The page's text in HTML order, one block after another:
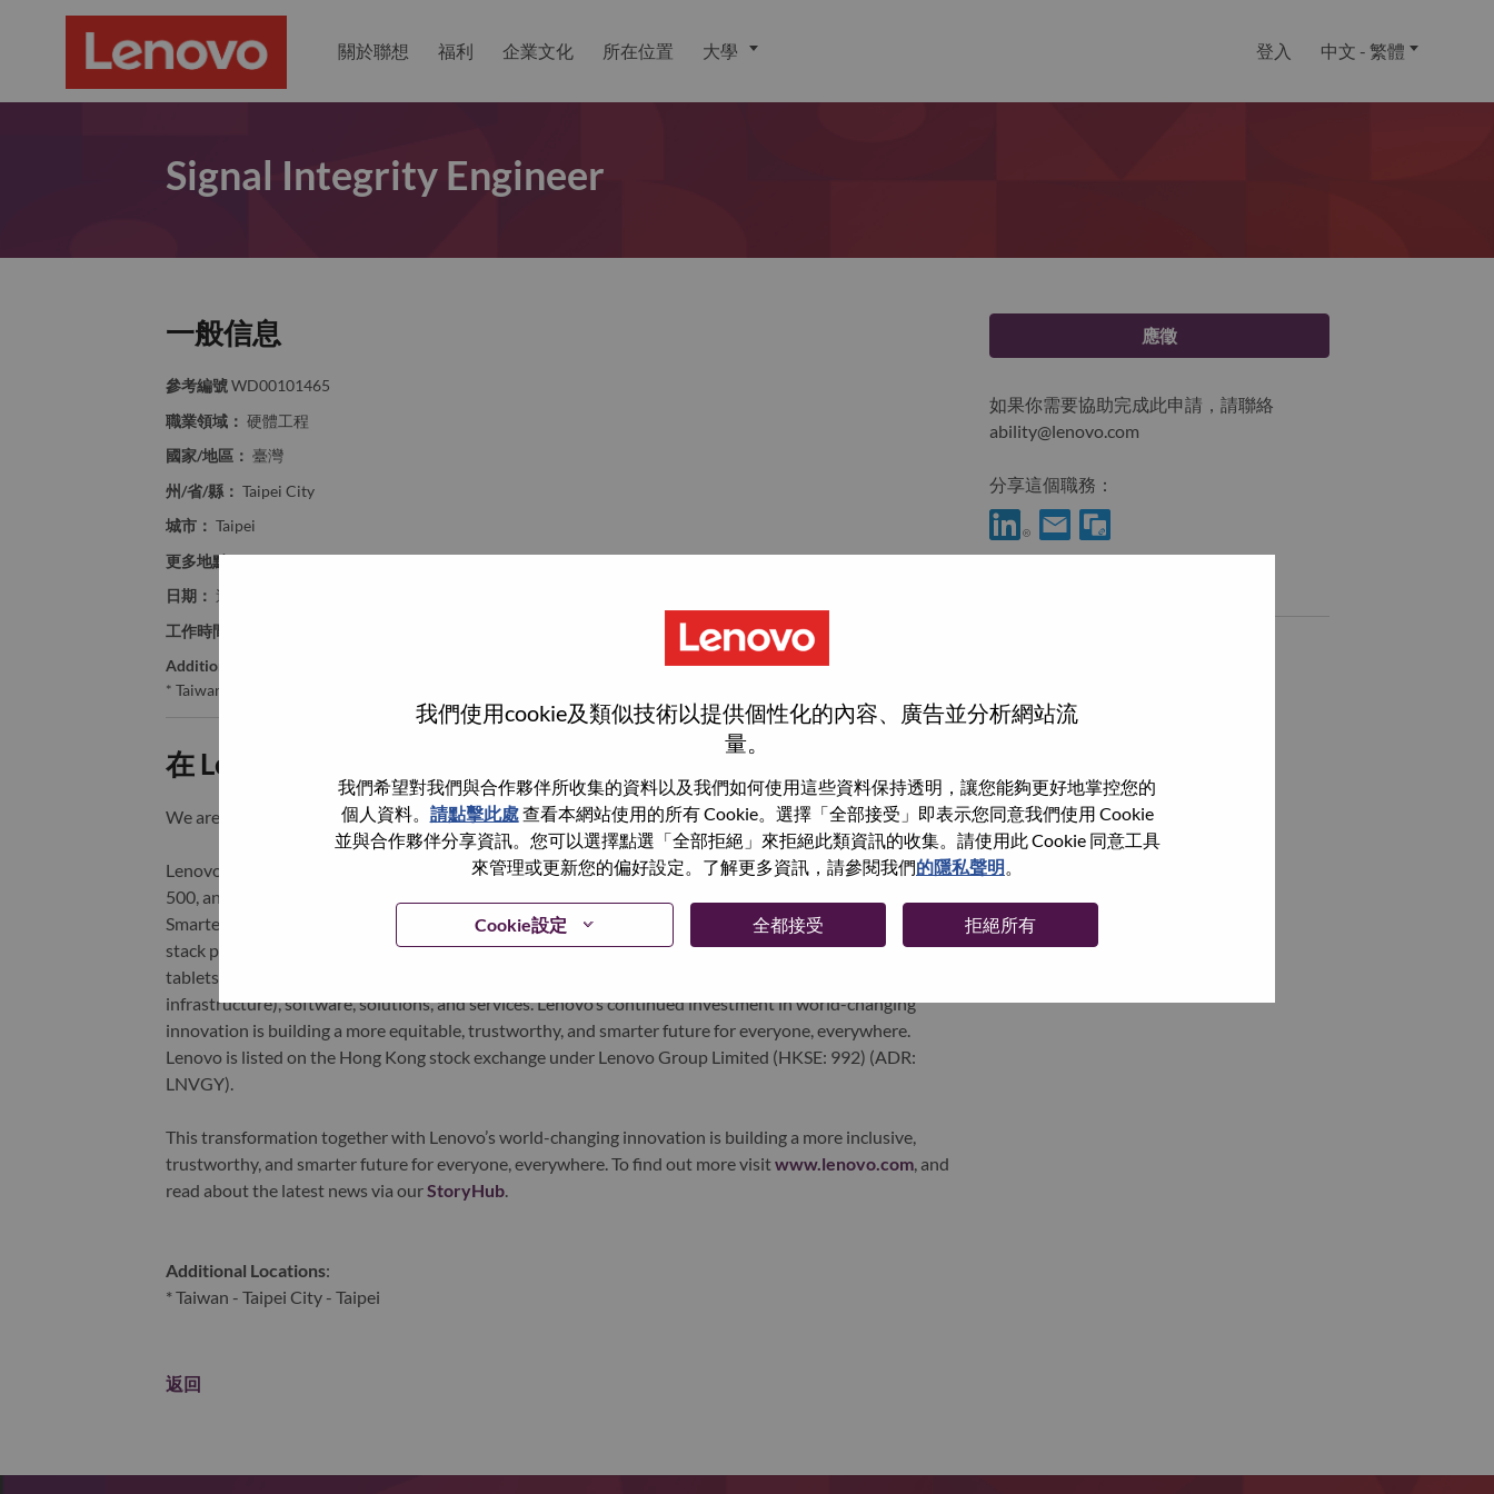
我們使用cookie及類似技術以提供個性化的內容、廣告並分析網站流
量。
我們希望對我們與合作夥伴所收集的資料以及我們如何使用這些資料保持透明，讓您能夠更好地掌控您的
個人資料。 請點擊此處查看本網站使用的所有 Cookie。選擇「全部接受」即表示您同意我們使用 Cookie
並與合作夥伴分享資訊。您可以選擇點選「全部拒絕」來拒絕此類資訊的收集。請使用此 Cookie 同意工具
來管理或更新您的偏好設定。了解更多資訊，請參閱我們的隱私聲明。
Cookie設定 全都接受 拒絕所有
關於聯想 福利 企業文化 所在位置 大學 登入 中文 - 繁體
Signal Integrity Engineer
一般信息
參考編號 WD00101465
職業領域： 硬體工程
國家/地區： 臺灣
州/省/縣： Taipei City
城市： Taipei
更多地點：Taiwan
日期： 週二, 六月 30, 2026
工作時間：
Additional Locations
* Taiwan - Taipei City - Taipei
在 Lenovo 工作的好處
We are Lenovo. We do what we say. We own what we do. We WOW our customers.
Lenovo is a US$83 billion revenue global technology powerhouse, ranked #153 in the Fortune Global
500, and serving millions of customers every day in 180 markets. Focused on a bold vision to deliver
Smarter Technology for All, Lenovo has built on its success as the world’s largest PC company with a full-
stack portfolio of AI-enabled, AI-ready, and AI-optimized devices (PCs, workstations, smartphones,
tablets), infrastructure (server, storage, edge, high performance computing and software defined
infrastructure), software, solutions, and services. Lenovo’s continued investment in world-changing
innovation is building a more equitable, trustworthy, and smarter future for everyone, everywhere.
Lenovo is listed on the Hong Kong stock exchange under Lenovo Group Limited (HKSE: 992) (ADR:
LNVGY).
This transformation together with Lenovo’s world-changing innovation is building a more inclusive,
trustworthy, and smarter future for everyone, everywhere. To find out more visitwww.lenovo.com, and
read about the latest news via our StoryHub.
Additional Locations:
* Taiwan - Taipei City - Taipei
返回
應徵
如果你需要協助完成此申請，請聯絡
ability@lenovo.com
分享這個職務：
使用 LinkedIn 分享 Signal Integrity Engineer
透過電子郵件分享 Signal Integrity Engineer 給好友
Quality Engineer
Lead Test Engineer
Taipei, Taipei City, 臺灣,
Crib Manager
瀏覽全部